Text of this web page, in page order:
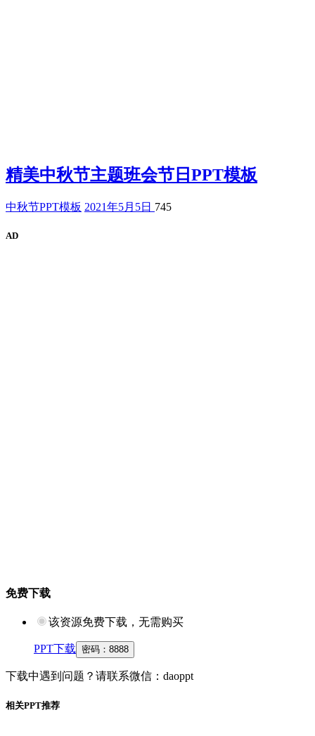
精美中秋节主题班会节日PPT模板
中秋节PPT模板 2021年5月5日 745
AD
免费下载
该资源免费下载，无需购买
PPT下载 密码： 8888
下载中遇到问题？请联系微信：daoppt
相关PPT推荐